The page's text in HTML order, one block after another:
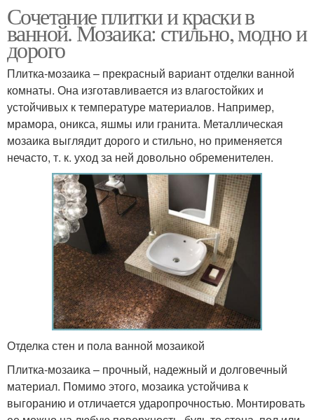
Сочетание плитки и краски в
ванной. Мозаика: стильно, модно и
дорого
Плитка-мозаика – прекрасный вариант отделки ванной
комнаты. Она изготавливается из влагостойких и
устойчивых к температуре материалов. Например,
мрамора, оникса, яшмы или гранита. Металлическая
мозаика выглядит дорого и стильно, но применяется
нечасто, т. к. уход за ней довольно обременителен.
Отделка стен и пола ванной мозаикой
Плитка-мозаика – прочный, надежный и долговечный
материал. Помимо этого, мозаика устойчива к
выгоранию и отличается ударопрочностью. Монтировать